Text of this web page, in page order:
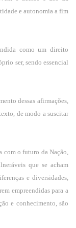
e autonomia a fim
como um direito
ser, sendo essencial
dessas afirmações,
de modo a suscitar
com o futuro da Nação,
que se acham
e diversidades,
empreendidas para a
e conhecimento, são